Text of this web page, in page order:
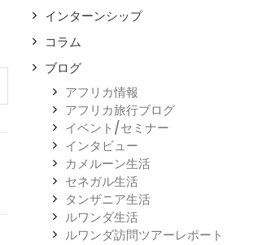
インターンシップ
コラム
ブログ
アフリカ情報
アフリカ旅行ブログ
イベント/セミナー
インタビュー
カメルーン生活
セネガル生活
タンザニア生活
ルワンダ生活
ルワンダ訪問ツアーレポート